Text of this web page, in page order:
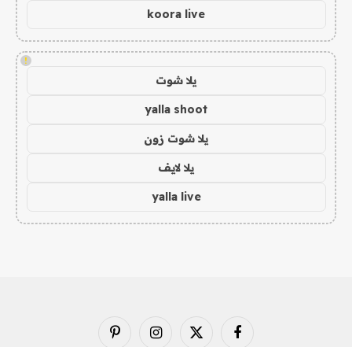
koora live
!
يلا شوت
yalla shoot
يلا شوت زون
يلا لايف
yalla live
فيسبوك X الانستغرامبينتيريست